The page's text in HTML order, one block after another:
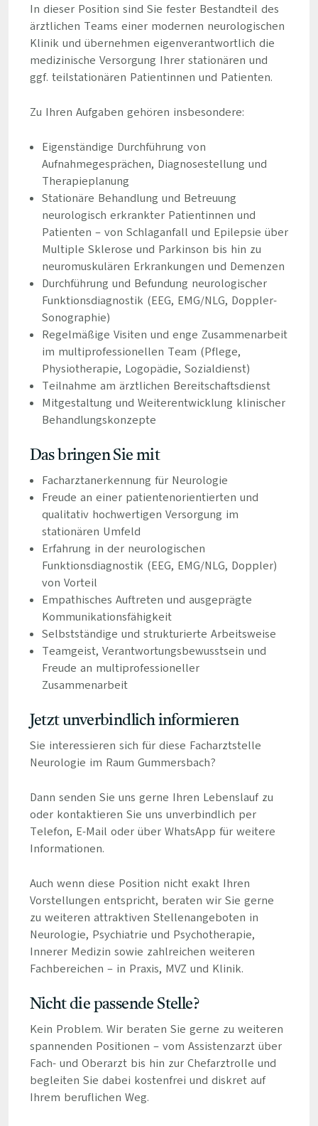
In dieser Position sind Sie fester Bestandteil des
ärztlichen Teams einer modernen neurologischen
Klinik und übernehmen eigenverantwortlich die
medizinische Versorgung Ihrer stationären und
ggf. teilstationären Patientinnen und Patienten.
Zu Ihren Aufgaben gehören insbesondere:
Eigenständige Durchführung von
Aufnahmegesprächen, Diagnosestellung und
Therapieplanung
Stationäre Behandlung und Betreuung
neurologisch erkrankter Patientinnen und
Patienten – von Schlaganfall und Epilepsie über
Multiple Sklerose und Parkinson bis hin zu
neuromuskulären Erkrankungen und Demenzen
Durchführung und Befundung neurologischer
Funktionsdiagnostik (EEG, EMG/NLG, Doppler-
Sonographie)
Regelmäßige Visiten und enge Zusammenarbeit
im multiprofessionellen Team (Pflege,
Physiotherapie, Logopädie, Sozialdienst)
Teilnahme am ärztlichen Bereitschaftsdienst
Mitgestaltung und Weiterentwicklung klinischer
Behandlungskonzepte
Das bringen Sie mit
Facharztanerkennung für Neurologie
Freude an einer patientenorientierten und
qualitativ hochwertigen Versorgung im
stationären Umfeld
Erfahrung in der neurologischen
Funktionsdiagnostik (EEG, EMG/NLG, Doppler)
von Vorteil
Empathisches Auftreten und ausgeprägte
Kommunikationsfähigkeit
Selbstständige und strukturierte Arbeitsweise
Teamgeist, Verantwortungsbewusstsein und
Freude an multiprofessioneller
Zusammenarbeit
Jetzt unverbindlich informieren
Sie interessieren sich für diese Facharztstelle
Neurologie im Raum Gummersbach?
Dann senden Sie uns gerne Ihren Lebenslauf zu
oder kontaktieren Sie uns unverbindlich per
Telefon, E-Mail oder über WhatsApp für weitere
Informationen.
Auch wenn diese Position nicht exakt Ihren
Vorstellungen entspricht, beraten wir Sie gerne
zu weiteren attraktiven Stellenangeboten in
Neurologie, Psychiatrie und Psychotherapie,
Innerer Medizin sowie zahlreichen weiteren
Fachbereichen – in Praxis, MVZ und Klinik.
Nicht die passende Stelle?
Kein Problem. Wir beraten Sie gerne zu weiteren
spannenden Positionen – vom Assistenzarzt über
Fach- und Oberarzt bis hin zur Chefarztrolle und
begleiten Sie dabei kostenfrei und diskret auf
Ihrem beruflichen Weg.